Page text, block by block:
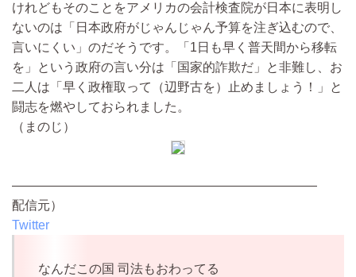
けれどもそのことをアメリカの会計検査院が日本に表明し
ないのは「日本政府がじゃんじゃん予算を注ぎ込むので、
言いにくい」のだそうです。「1日も早く普天間から移転
を」という政府の言い分は「国家的詐欺だ」と非難し、お
二人は「早く政権取って（辺野古を）止めましょう！」と
闘志を燃やしておられました。
（まのじ）
————————————————————————
配信元）
Twitter
なんだこの国 司法もおわってる